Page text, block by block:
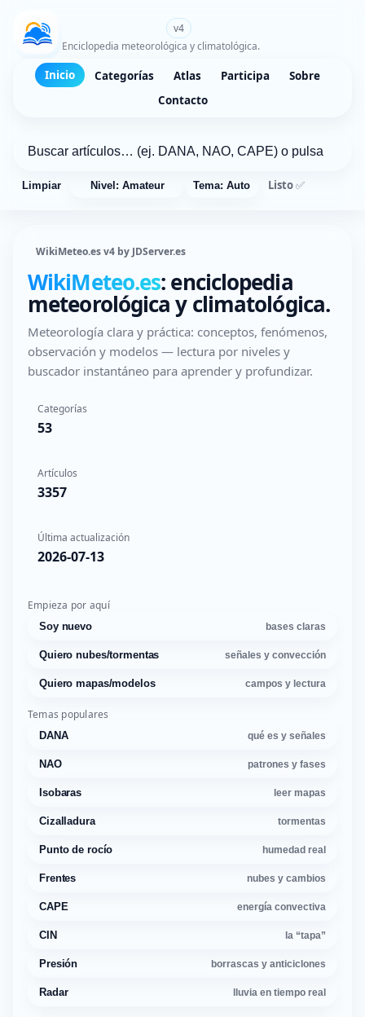
v4
Enciclopedia meteorológica y climatológica.
Inicio Categorías Atlas Participa
Sobre
Contacto
Limpiar Nivel: Amateur Tema: Auto Listo ✅
WikiMeteo.es v4 by JDServer.es
WikiMeteo.es: enciclopedia
meteorológica y climatológica.
Meteorología clara y práctica: conceptos, fenómenos,
observación y modelos — lectura por niveles y
buscador instantáneo para aprender y profundizar.
Categorías
53
Artículos
3357
Última actualización
2026-07-13
Empieza por aquí
Soy nuevo bases claras
Quiero nubes/tormentas señales y convección
Quiero mapas/modelos campos y lectura
Temas populares
DANA qué es y señales
NAO patrones y fases
Isobaras leer mapas
Cizalladura tormentas
Punto de rocío humedad real
Frentes nubes y cambios
CAPE energía convectiva
CIN la “tapa”
Presión borrascas y anticiclones
Radar lluvia en tiempo real